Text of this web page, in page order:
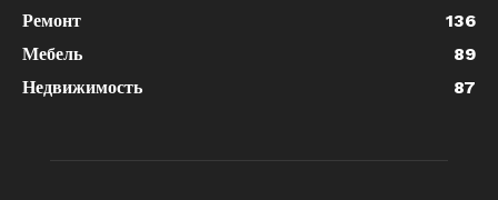
Ремонт
136
Мебель
89
Недвижимость
87